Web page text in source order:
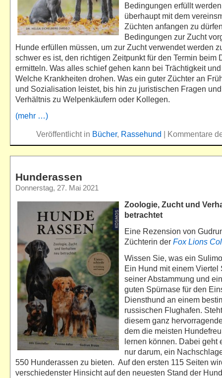
Bedingungen erfüllt
überhaupt mit dem
Züchten anfangen zu
Bedingungen zur Zucht
Hunde erfüllen müssen, um zur Zucht verwendet werden
schwer es ist, den richtigen Zeitpunkt für den Termin beim
ermitteln. Was alles schief gehen kann bei Trächtigkeit
Welche Krankheiten drohen. Was ein guter Züchter an
und Sozialisation leistet, bis hin zu juristischen Fragen
Verhältnis zu Welpenkäufern oder Kollegen.
(mehr …)
Veröffentlicht in Bücher, Rassehund | Kommentare
Hunderassen
Donnerstag, 27. Mai 2021
Zoologie, Zucht und
betrachtet
Eine Rezension von
Züchterin der Fox Lions
Wissen Sie, was ein
Ein Hund mit einem Viertel
seiner Abstammung und
guten Spürnase für den
Diensthund an einem
russischen Flughafen.
diesem ganz
dem die meisten
lernen können. Dabei geht
nur darum, ein
550 Hunderassen zu bieten. Auf den ersten 115 Seiten
verschiedenster Hinsicht auf den neuesten Stand der